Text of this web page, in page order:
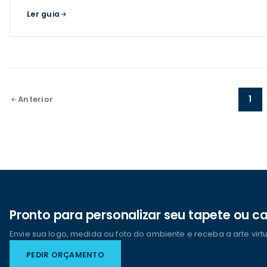
Ler guia
Anterior 1
Pronto para personalizar seu tapete ou
Envie sua logo, medida ou foto do ambiente e receba a arte
PEDIR ORÇAMENTO